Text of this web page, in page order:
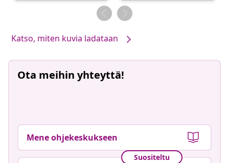
Katso, miten kuvia ladataan
Ota meihin yhteyttä!
Mene ohjekeskukseen
Suositeltu